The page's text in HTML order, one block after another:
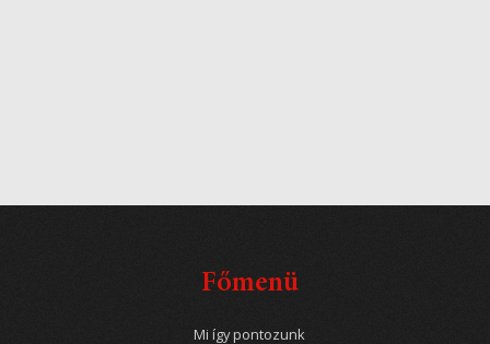
Főmenü
Mi így pontozunk